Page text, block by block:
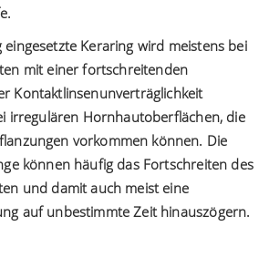
Keraring wird meistens bei
mit einer fortschreitenden
Kontaktlinsenunverträglichkeit
irregulären Hornhautoberflächen, die
vorkommen können. Die
können häufig das Fortschreiten des
und damit auch meist eine
auf unbestimmte Zeit hinauszögern.